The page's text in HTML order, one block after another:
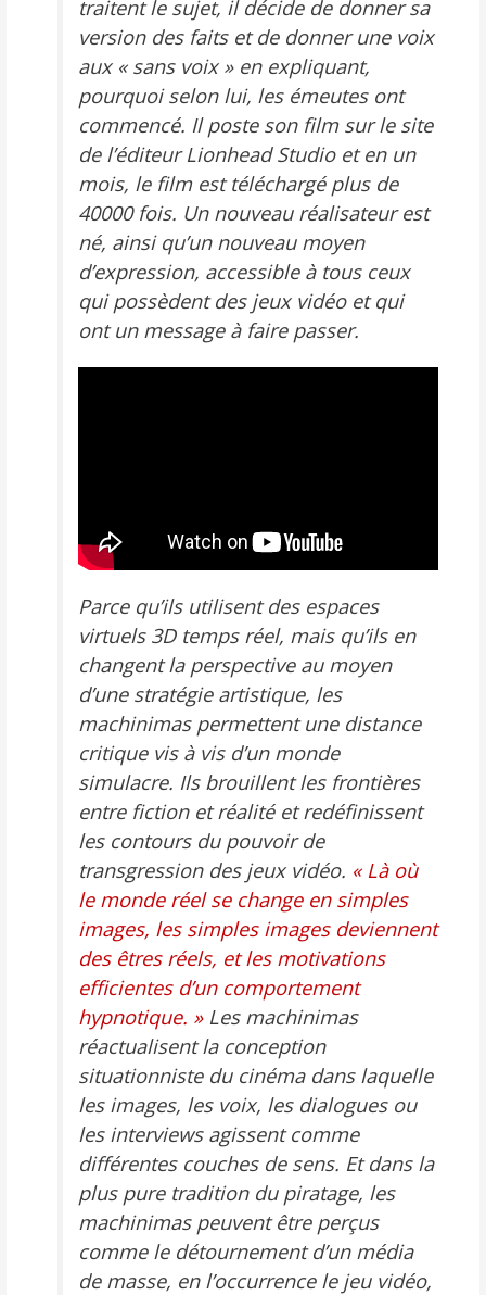
traitent le sujet, il décide de donner sa
version des faits et de donner une voix
aux « sans voix » en expliquant,
pourquoi selon lui, les émeutes ont
commencé. Il poste son film sur le site
de l’éditeurLionhead Studioet en un
mois, le film est téléchargé plus de
40000 fois. Un nouveau réalisateur est
né, ainsi qu’un nouveau moyen
d’expression, accessible à tous ceux
qui possèdent des jeux vidéo et qui
ont un message à faire passer.
Parce qu’ils utilisent des espaces
virtuels 3D temps réel, mais qu’ils en
changent la perspective au moyen
d’une stratégie artistique, les
machinimas permettent une distance
critique vis à vis d’un monde
simulacre. Ils brouillent les frontières
entre fiction et réalité et redéfinissent
les contours du pouvoir de
transgression des jeux vidéo. « Là où
le monde réel se change en simples
images, les simples images deviennent
des êtres réels, et les motivations
efficientes d’un comportement
hypnotique. »Les machinimas
réactualisent la conception
situationniste du cinéma dans laquelle
les images, les voix, les dialogues ou
les interviews agissent comme
différentes couches de sens. Et dans la
plus pure tradition du piratage, les
machinimas peuvent être perçus
comme le détournement d’un média
de masse, en l’occurrence le jeu vidéo,